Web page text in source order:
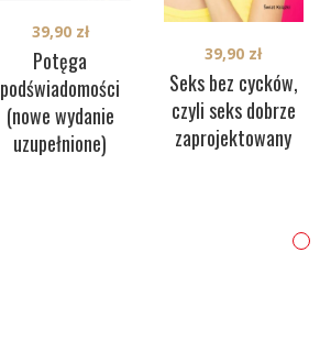
Potęga
podświadomości
(nowe wydanie
uzupełnione)
39,90 zł
Seks bez cycków,
czyli seks dobrze
zaprojektowany
39,90 zł